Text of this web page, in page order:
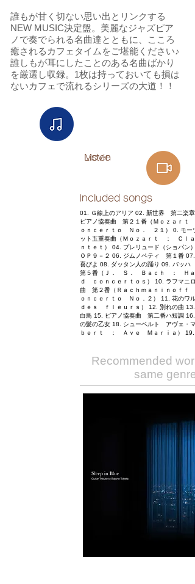
誰もが甘く切ない思い出とリンクする
NEW MUSIC決定盤。美麗なジャズピア
ノで奏でられる名曲達とともに、こころ
癒されるカフェタイムをご堪能ください♪
誰しもが耳にしたことのある名曲ばかり
を厳選し収録。1枚は持っておいても損は
ないカフェで流れるシリーズの大道！！
Listen
Movie
Included songs
01. Ｇ線上のアリア 02. 新世界 第二楽
ピアノ協奏曲 第２１番（Ｍｏｚａｒ
ｏｎｃｅｒｔｏ Ｎｏ． ２１） 0. モー
ット五重奏曲（Ｍｏｚａｒｔ ： Ｃｌ
ｎｔｅｔ） 04. プレリュード（ショパン
ＯＰ９－２ 06. ジムノペティ 第１番 07.
喜びよ 08. ダッタン人の踊り 09. バッハ
第５番（Ｊ． Ｓ． Ｂａｃｈ ： Ｈａ
ｄ ｃｏｎｃｅｒｔｏｓ） 10. ラフマニ
曲 第２番（Ｒａｃｈｍａｎｉｎｏｆ
ｏｎｃｅｒｔｏ Ｎｏ．２） 11. 花のワ
ｄｅｓ ｆｌｅｕｒｓ） 12. 別れの曲 13.
白鳥 15. ピアノ協奏曲 第二番ハ短調 16.
の髪の乙女 18. シューベルト アヴェ・
ｂｅｒｔ ： Ａｖｅ Ｍａｒｉａ） 19.
Recommended
same genre